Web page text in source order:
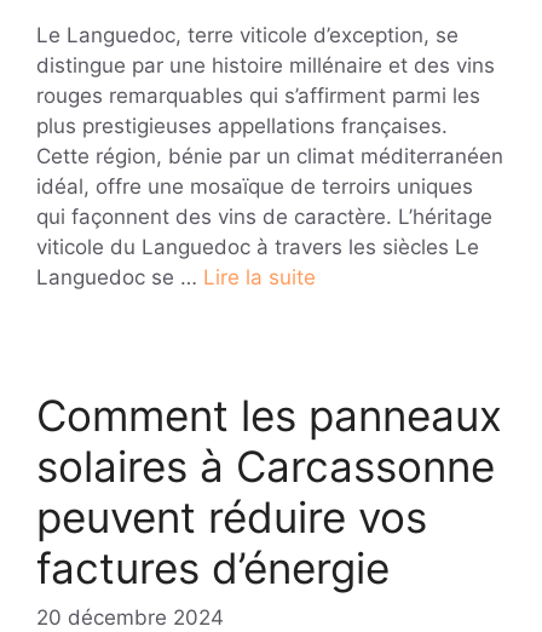
Le Languedoc, terre viticole d’exception, se
distingue par une histoire millénaire et des vins
rouges remarquables qui s’affirment parmi les
plus prestigieuses appellations françaises.
Cette région, bénie par un climat méditerranéen
idéal, offre une mosaïque de terroirs uniques
qui façonnent des vins de caractère. L’héritage
viticole du Languedoc à travers les siècles Le
Languedoc se … Lire la suite
Comment les panneaux
solaires à Carcassonne
peuvent réduire vos
factures d’énergie
20 décembre 2024